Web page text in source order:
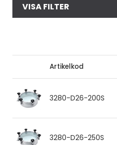
VISA FILTER
Artikelkod
3280-D26-200S
3280-D26-250S